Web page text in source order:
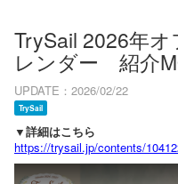
TrySail 2026年
レンダー 紹介
UPDATE 2026/02/22
TrySail
▼詳細はこちら
https://trysail.jp/contents/